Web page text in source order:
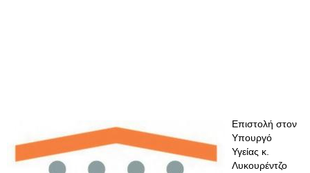
Επιστολή στον
Υπουργό
Υγείας κ.
Λυκουρέντζο